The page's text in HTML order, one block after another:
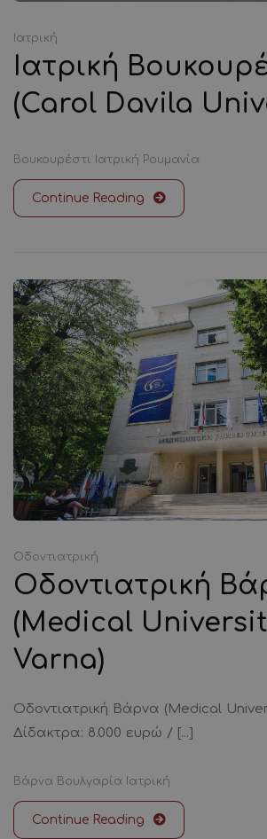
Ιατρική
Ιατρική
(Carol Davila
Βουκουρέστι Ιατρική Ρουμανία
Continue Reading
Οδοντιατρική
Οδοντιατρική
(Medical
Varna)
Οδοντιατρική Βάρνα (Medical
Δίδακτρα: 8.000 ευρώ / [...]
Βάρνα Βουλγαρία Ιατρική
Continue Reading